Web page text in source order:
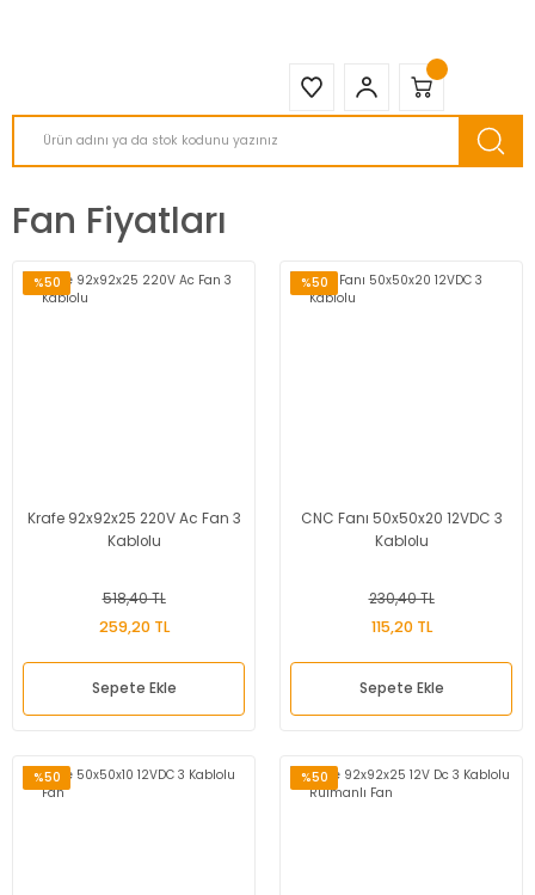
Fan Fiyatları
%50
Krafe 92x92x25 220V Ac Fan 3
Kablolu
518,40 TL
259,20 TL
Sepete Ekle
%50
CNC Fanı 50x50x20 12VDC 3
Kablolu
230,40 TL
115,20 TL
Sepete Ekle
%50 %50